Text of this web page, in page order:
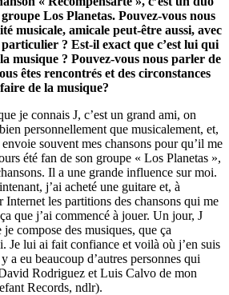
Los Planetas. Pouvez-vous nous
musicale, amicale peut-être aussi, avec
particulier ? Est-il exact que c’est lui qui
musique ? Pouvez-vous nous parler de
êtes rencontrés et des circonstances
de la musique?
je connais J, c’est un grand ami, on
personnellement que musicalement, et,
souvent mes chansons pour qu’il me
été fan de son groupe « Los Planetas »,
Il a une grande influence sur moi.
j’ai acheté une guitare et, à
Internet les partitions des chansons qui me
que j’ai commencé à jouer. Un jour, J
compose des musiques, que ça
Je lui ai fait confiance et voilà où j’en suis
eu beaucoup d’autres personnes qui
Rodriguez et Luis Calvo de mon
Records, ndlr).